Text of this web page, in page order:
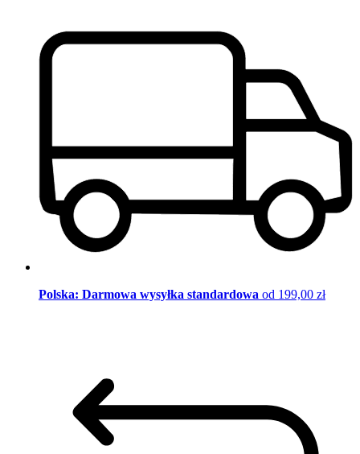
Polska: Darmowa wysyłka standardowa od 199,00 zł